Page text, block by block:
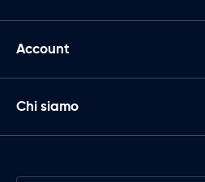
Account
Chi siamo